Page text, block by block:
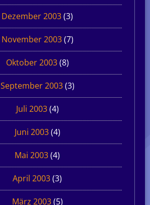
Dezember 2003(3)
November 2003(7)
Oktober 2003(8)
September 2003(3)
Juli 2003(4)
Juni 2003(4)
Mai 2003(4)
April 2003(3)
März 2003(5)